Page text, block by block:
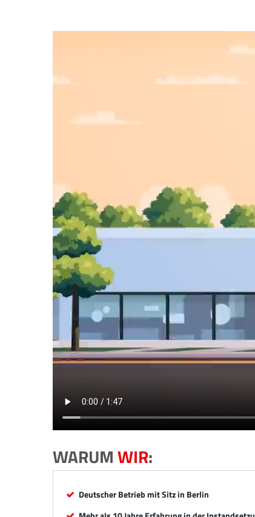
WARUMWIR:
Deutscher Betrieb mit Sitz in Berlin